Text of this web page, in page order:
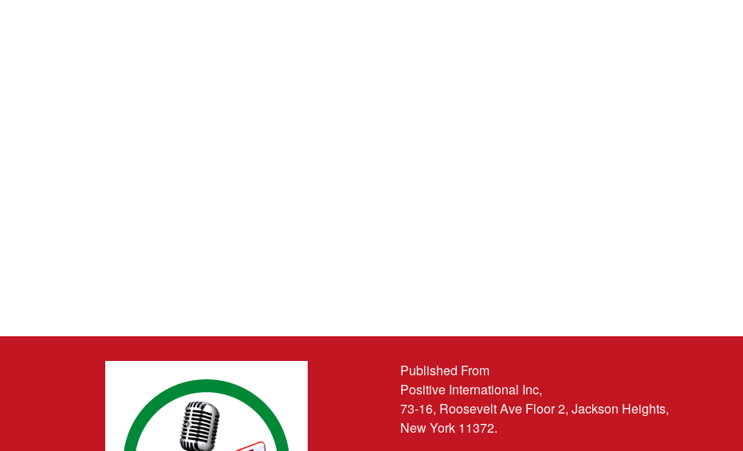
Published From
Positive International Inc,
73-16, Roosevelt Ave Floor 2, Jackson Heights,
New York 11372.